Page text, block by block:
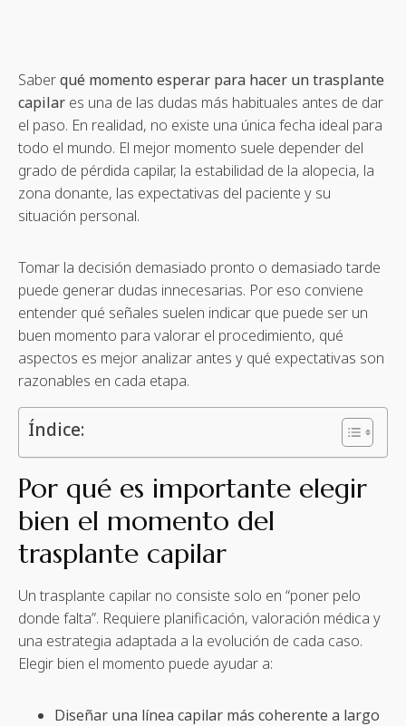
Saberqué momento esperar para hacer un trasplante
capilar es una de las dudas más habituales antes de dar
el paso. En realidad, no existe una única fecha ideal para
todo el mundo. El mejor momento suele depender del
grado de pérdida capilar, la estabilidad de la alopecia, la
zona donante, las expectativas del paciente y su
situación personal.
Tomar la decisión demasiado pronto o demasiado tarde
puede generar dudas innecesarias. Por eso conviene
entender qué señales suelen indicar que puede ser un
buen momento para valorar el procedimiento, qué
aspectos es mejor analizar antes y qué expectativas son
razonables en cada etapa.
Índice:
Por qué es importante elegir
bien el momento del
trasplante capilar
Un trasplante capilar no consiste solo en “poner pelo
donde falta”. Requiere planificación, valoración médica y
una estrategia adaptada a la evolución de cada caso.
Elegir bien el momento puede ayudar a:
Diseñar una línea capilar más coherente a largo